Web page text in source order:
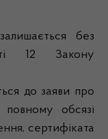
без
12 Закону
до заяви про
повному обсязі
сертифіката